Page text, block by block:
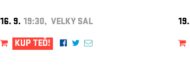
16. 9. 19:30, VELKÝ SÁL
KUP TEĎ!